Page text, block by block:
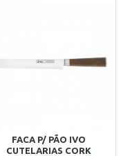
FACA P/ PÃO IVO
CUTELARIAS CORK